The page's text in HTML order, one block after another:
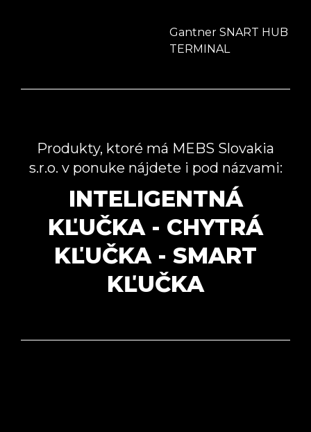
Gantner SNART HUB
TERMINAL
Produkty, ktoré má MEBS Slovakia
s.r.o. v ponuke nájdete i pod názvami:
INTELIGENTNÁ
KĽUČKA - CHYTRÁ
KĽUČKA - SMART
KĽUČKA